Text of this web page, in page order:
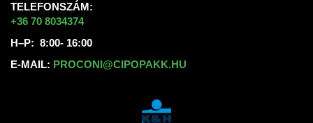
TELEFONSZÁM:
+36 70 8034374
H–P: 8:00- 16:00
E-MAIL: PROCONI@CIPOPAKK.HU